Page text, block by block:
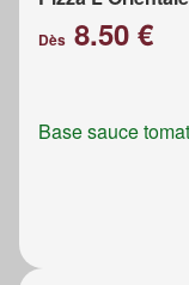
Dès 8.50 €
Base sauce